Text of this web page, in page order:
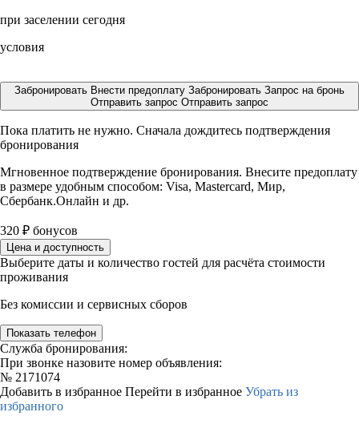
при заселении сегодня
условия
Забронировать Внести предоплату Забронировать Запрос на бронь
Отправить запрос Отправить запрос
Пока платить не нужно. Сначала дождитесь подтверждения
бронирования
Мгновенное подтверждение бронирования. Внесите предоплату
в размере удобным способом: Visa, Mastercard, Мир,
Сбербанк.Онлайн и др.
320 ₽ бонусов
Цена и доступность
Выберите даты и количество гостей для расчёта стоимости
проживания
Без комиссии и сервисных сборов
Показать телефон
Служба бронирования:
При звонке назовите номер объявления:
№ 2171074
Добавить в избранное Перейти в избранное Убрать из
избранного